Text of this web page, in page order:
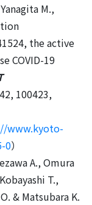
M.,
the active
COVID-19
100423,
www.kyoto-
0）
A., Omura
T.,
& Matsubara K.